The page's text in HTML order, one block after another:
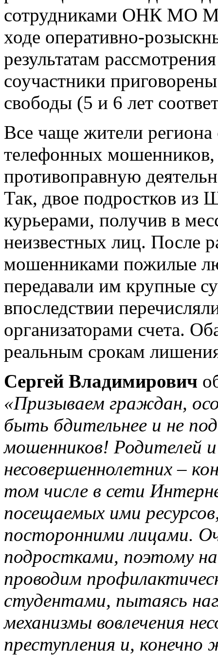
сотрудниками ОНК МО
ходе оперативно-
результатам
соучастники
свободы (5 и 6 лет
Все чаще жители региона
телефонных мошенников,
противоправную
Так, двое подростков из
курьерами, получив в
неизвестных лиц. После
мошенниками пожилые
передавали им крупные
впоследствии
организаторами счета.
реальным срокам
Сергей Владимирович
«Призываем граждан,
быть бдительнее и не
мошенников! Родителей
несовершеннолетних –
том числе в сети
посещаемых ими
посторонними лицами.
подростками, поэтому
проводим
студентами, пытаясь
механизмы вовлечения
преступления и, конечно